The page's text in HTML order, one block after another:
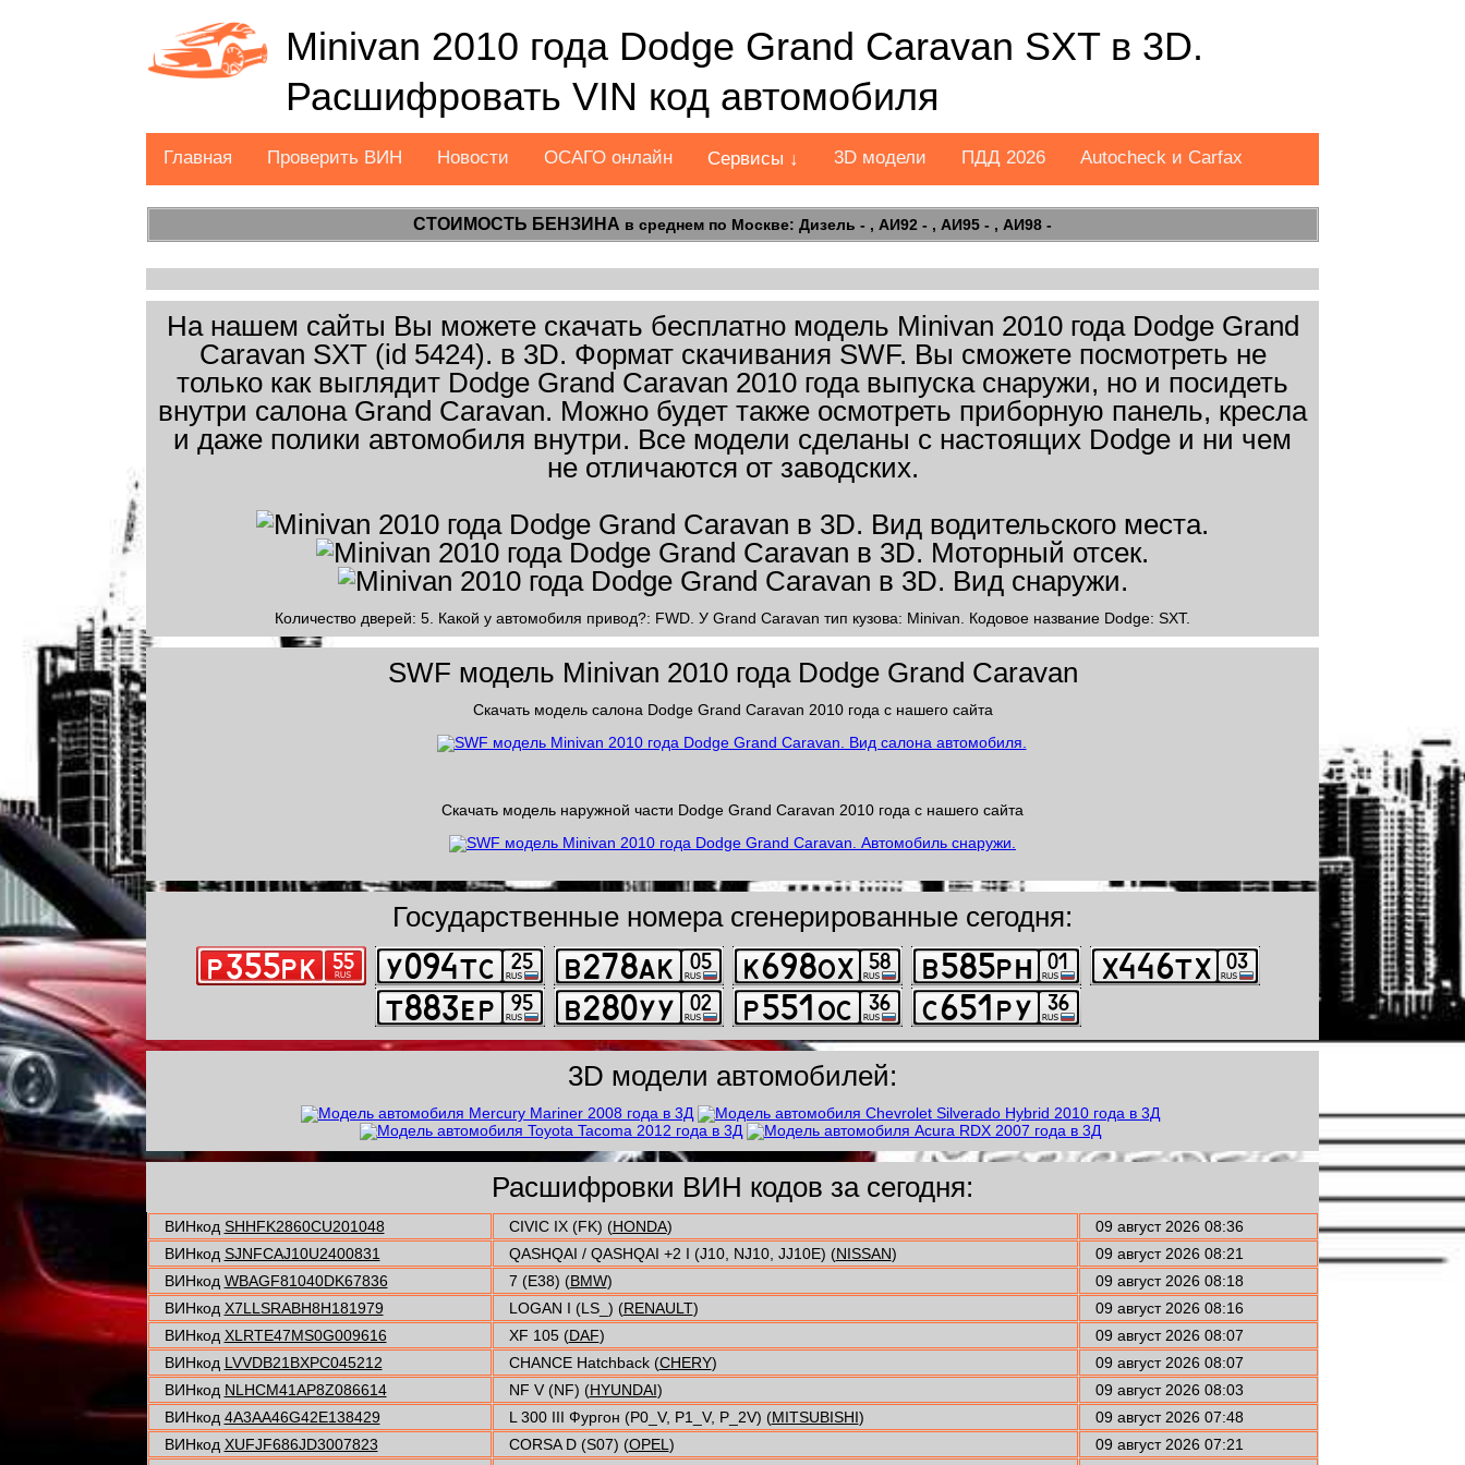
Minivan 2010 года Dodge Grand Caravan SXT в 3D.
Расшифровать VIN код автомобиля
Главная Проверить ВИН Новости ОСАГО онлайн Сервисы ↓ 3D модели ПДД 2026 Autocheck и Carfax
СТОИМОСТЬ БЕНЗИНА в среднем по Москве: Дизель - , АИ92 - , АИ95 - , АИ98 -
На нашем сайты Вы можете скачать бесплатно модель Minivan 2010 года Dodge Grand
Caravan SXT (id 5424). в 3D. Формат скачивания SWF. Вы сможете посмотреть не
только как выглядит Dodge Grand Caravan 2010 года выпуска снаружи, но и посидеть
внутри салона Grand Caravan. Можно будет также осмотреть приборную панель, кресла
и даже полики автомобиля внутри. Все модели сделаны с настоящих Dodge и ни чем
не отличаются от заводских.
Количество дверей: 5. Какой у автомобиля привод?: FWD. У Grand Caravan тип кузова: Minivan. Кодовое название Dodge: SXT.
SWF модель Minivan 2010 года Dodge Grand Caravan
Скачать модель салона Dodge Grand Caravan 2010 года с нашего сайта
Скачать модель наружной части Dodge Grand Caravan 2010 года с нашего сайта
Государственные номера сгенерированные сегодня:
3D модели автомобилей:
Расшифровки ВИН кодов за сегодня:
ВИНкод SHHFK2860CU201048 CIVIC IX (FK) (HONDA)
09 август 2026 08:36
ВИНкод SJNFCAJ10U2400831 QASHQAI / QASHQAI +2 I (J10, NJ10, JJ10E) (NISSAN)
09 август 2026 08:21
ВИНкод WBAGF81040DK67836 7 (E38) (BMW)
09 август 2026 08:18
ВИНкод X7LLSRABH8H181979 LOGAN I (LS_) (RENAULT)
09 август 2026 08:16
ВИНкод XLRTE47MS0G009616 XF 105 (DAF)
09 август 2026 08:07
ВИНкод LVVDB21BXPC045212 CHANCE Hatchback (CHERY)
09 август 2026 08:07
ВИНкод NLHCM41AP8Z086614 NF V (NF) (HYUNDAI)
09 август 2026 08:03
ВИНкод 4A3AA46G42E138429 L 300 III Фургон (P0_V, P1_V, P_2V) (MITSUBISHI)
09 август 2026 07:48
ВИНкод XUFJF686JD3007823 CORSA D (S07) (OPEL )
09 август 2026 07:21